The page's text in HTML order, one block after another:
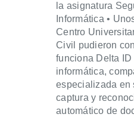
la asignatura
Informática •
Centro
Civil pudieron
funciona Delta ID
informática,
especializada en
captura y
automático de